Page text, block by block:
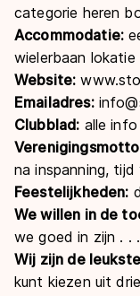
categorie heren
Accommodatie:
wielerbaan lokatie
Website:
Emailadres:
Clubblad: alle
na inspanning,
Feestelijkheden:
We willen in de
we goed in zijn . .
Wij zijn de
kunt kiezen uit